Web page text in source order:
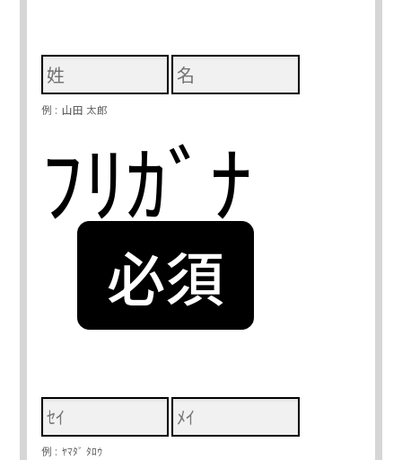
山田 太郎
ﾌﾘｶﾞﾅ
ﾔﾏﾀﾞ ﾀﾛｳ